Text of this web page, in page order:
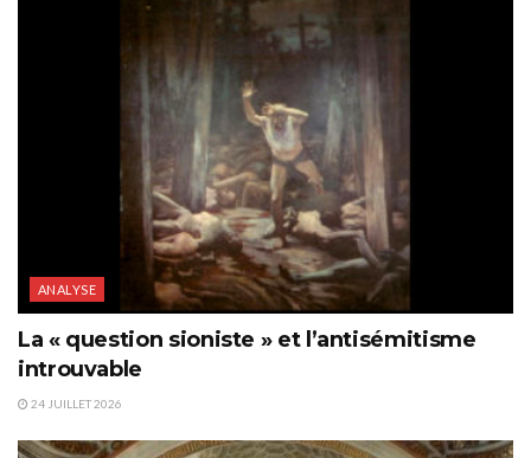
ANALYSE
La « question sioniste » et l’antisémitisme
introuvable
24 JUILLET 2026